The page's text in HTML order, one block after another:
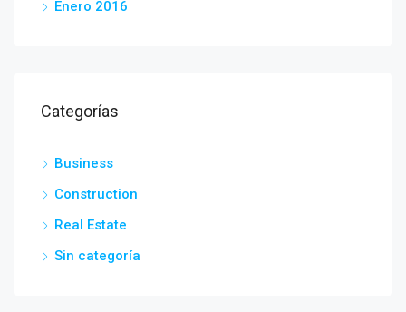
Enero 2016
Categorías
Business
Construction
Real Estate
Sin categoría